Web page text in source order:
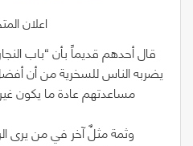
قال أحدهم قديماً بأن “باب
يضربه الناس للسخرية من أن
مساعدتهم عادة ما يكون
وثمة مثلٌ آخر في من يرى